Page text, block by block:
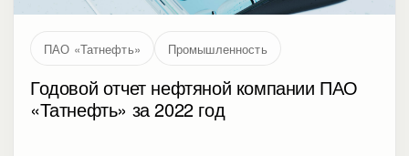
ПАО «Татнефть» Промышленность
Годовой отчет нефтяной компании ПАО
«Татнефть» за 2022 год